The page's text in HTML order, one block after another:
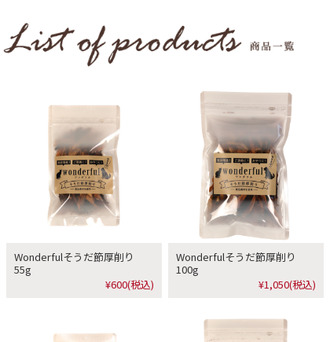
Wonderfulそうだ節厚削り
55g
¥600(税込)
Wonderfulそうだ節厚削り
100g
¥1,050(税込)